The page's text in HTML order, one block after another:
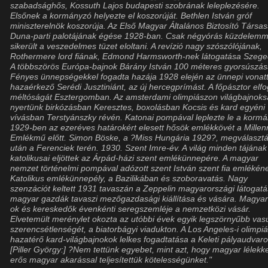
szabadsághős, Kossuth Lajos budapesti szobrának leleplezésére.
Elsőnek a kormányzó helyezte el koszorúját. Bethlen István gróf
miniszterelnök koszorúja. Az Első Magyar Általános Biztosító
Duna-parti palotájának égése 1928-ban. Csak négyórás
sikerült a veszedelmes tüzet eloltani. A revízió nagy szószólójának,
Rothermere lord fiának, Edmond Harmsworth-nek látogatása
A többszörös Európa-bajnok Bárány István 100 méteres
Fényes ünnepségekkel fogadta hazája 1928 elején az ünnepi
hazaérkező Serédi Jusztiniánt, az új hercegprímást. A főpásztor
méltóságát Esztergomban. Az amsterdami olimpiászon
nyertünk birkózásban Keresztes, boxolásban Kocsis és kard egyéni
vívásban Terstyánszky révén. Katonai pompával leplezte le a
1929-ben az ezeréves határokért elesett hősök emlékkövét a
Emlékmű előtt. Simon Böske, a ?Miss Hungária 1929?,
után a Ferenciek terén. 1930. Szent Imre-év. A világ minden tájának
katolikusai eljöttek az Árpád-házi szent emlékünnepére. A magyar
nemzet történelmi pompával adózott szent István szent fia
Katolikus emlékünnepély, a Bazilikában és szoboravatás. Nagy
szenzációt keltett 1931 tavaszán a Zeppelin magyarországi
magyar gazdák tavaszi mezőgazdasági kiállítása és vására.
ok és kereskedők évenkénti seregszemléje a nemzetközi vásár.
Elvetemült merénylet okozta az utóbbi évek egyik legszörnyűbb
szerencsétlenségét, a biatorbágyi viadukton. A Los Angeles-i
hazatérő kard-világbajnokok lelkes fogadtatása a Keleti
[Piller György:] ?Nem tettünk egyebet, mint azt, hogy magyar
erős magyar akarással teljesítettük kötelességünket."